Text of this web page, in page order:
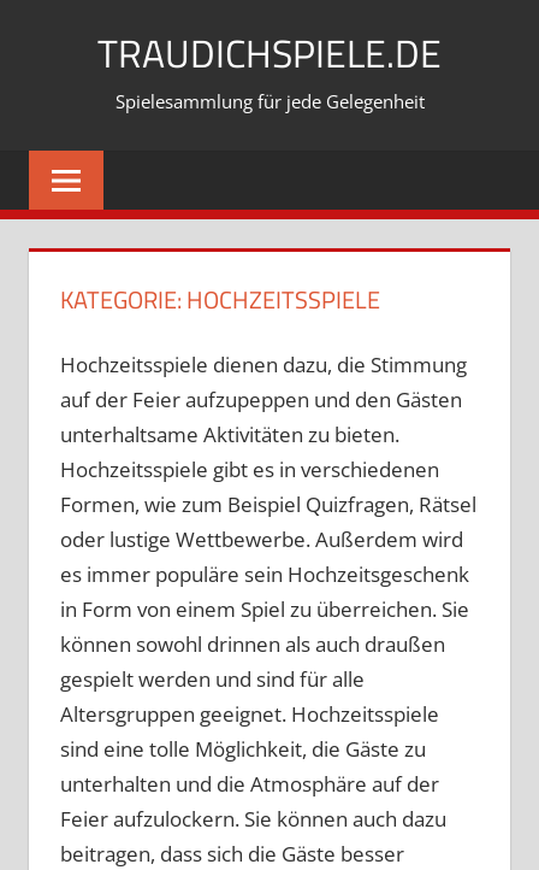
TRAUDICHSPIELE.DE
Spielesammlung für jede Gelegenheit
KATEGORIE:HOCHZEITSSPIELE
Hochzeitsspiele dienen dazu, die Stimmung
auf der Feier aufzupeppen und den Gästen
unterhaltsame Aktivitäten zu bieten.
Hochzeitsspiele gibt es in verschiedenen
Formen, wie zum Beispiel Quizfragen, Rätsel
oder lustige Wettbewerbe. Außerdem wird
es immer populäre sein Hochzeitsgeschenk
in Form von einem Spiel zu überreichen. Sie
können sowohl drinnen als auch draußen
gespielt werden und sind für alle
Altersgruppen geeignet. Hochzeitsspiele
sind eine tolle Möglichkeit, die Gäste zu
unterhalten und die Atmosphäre auf der
Feier aufzulockern. Sie können auch dazu
beitragen, dass sich die Gäste besser